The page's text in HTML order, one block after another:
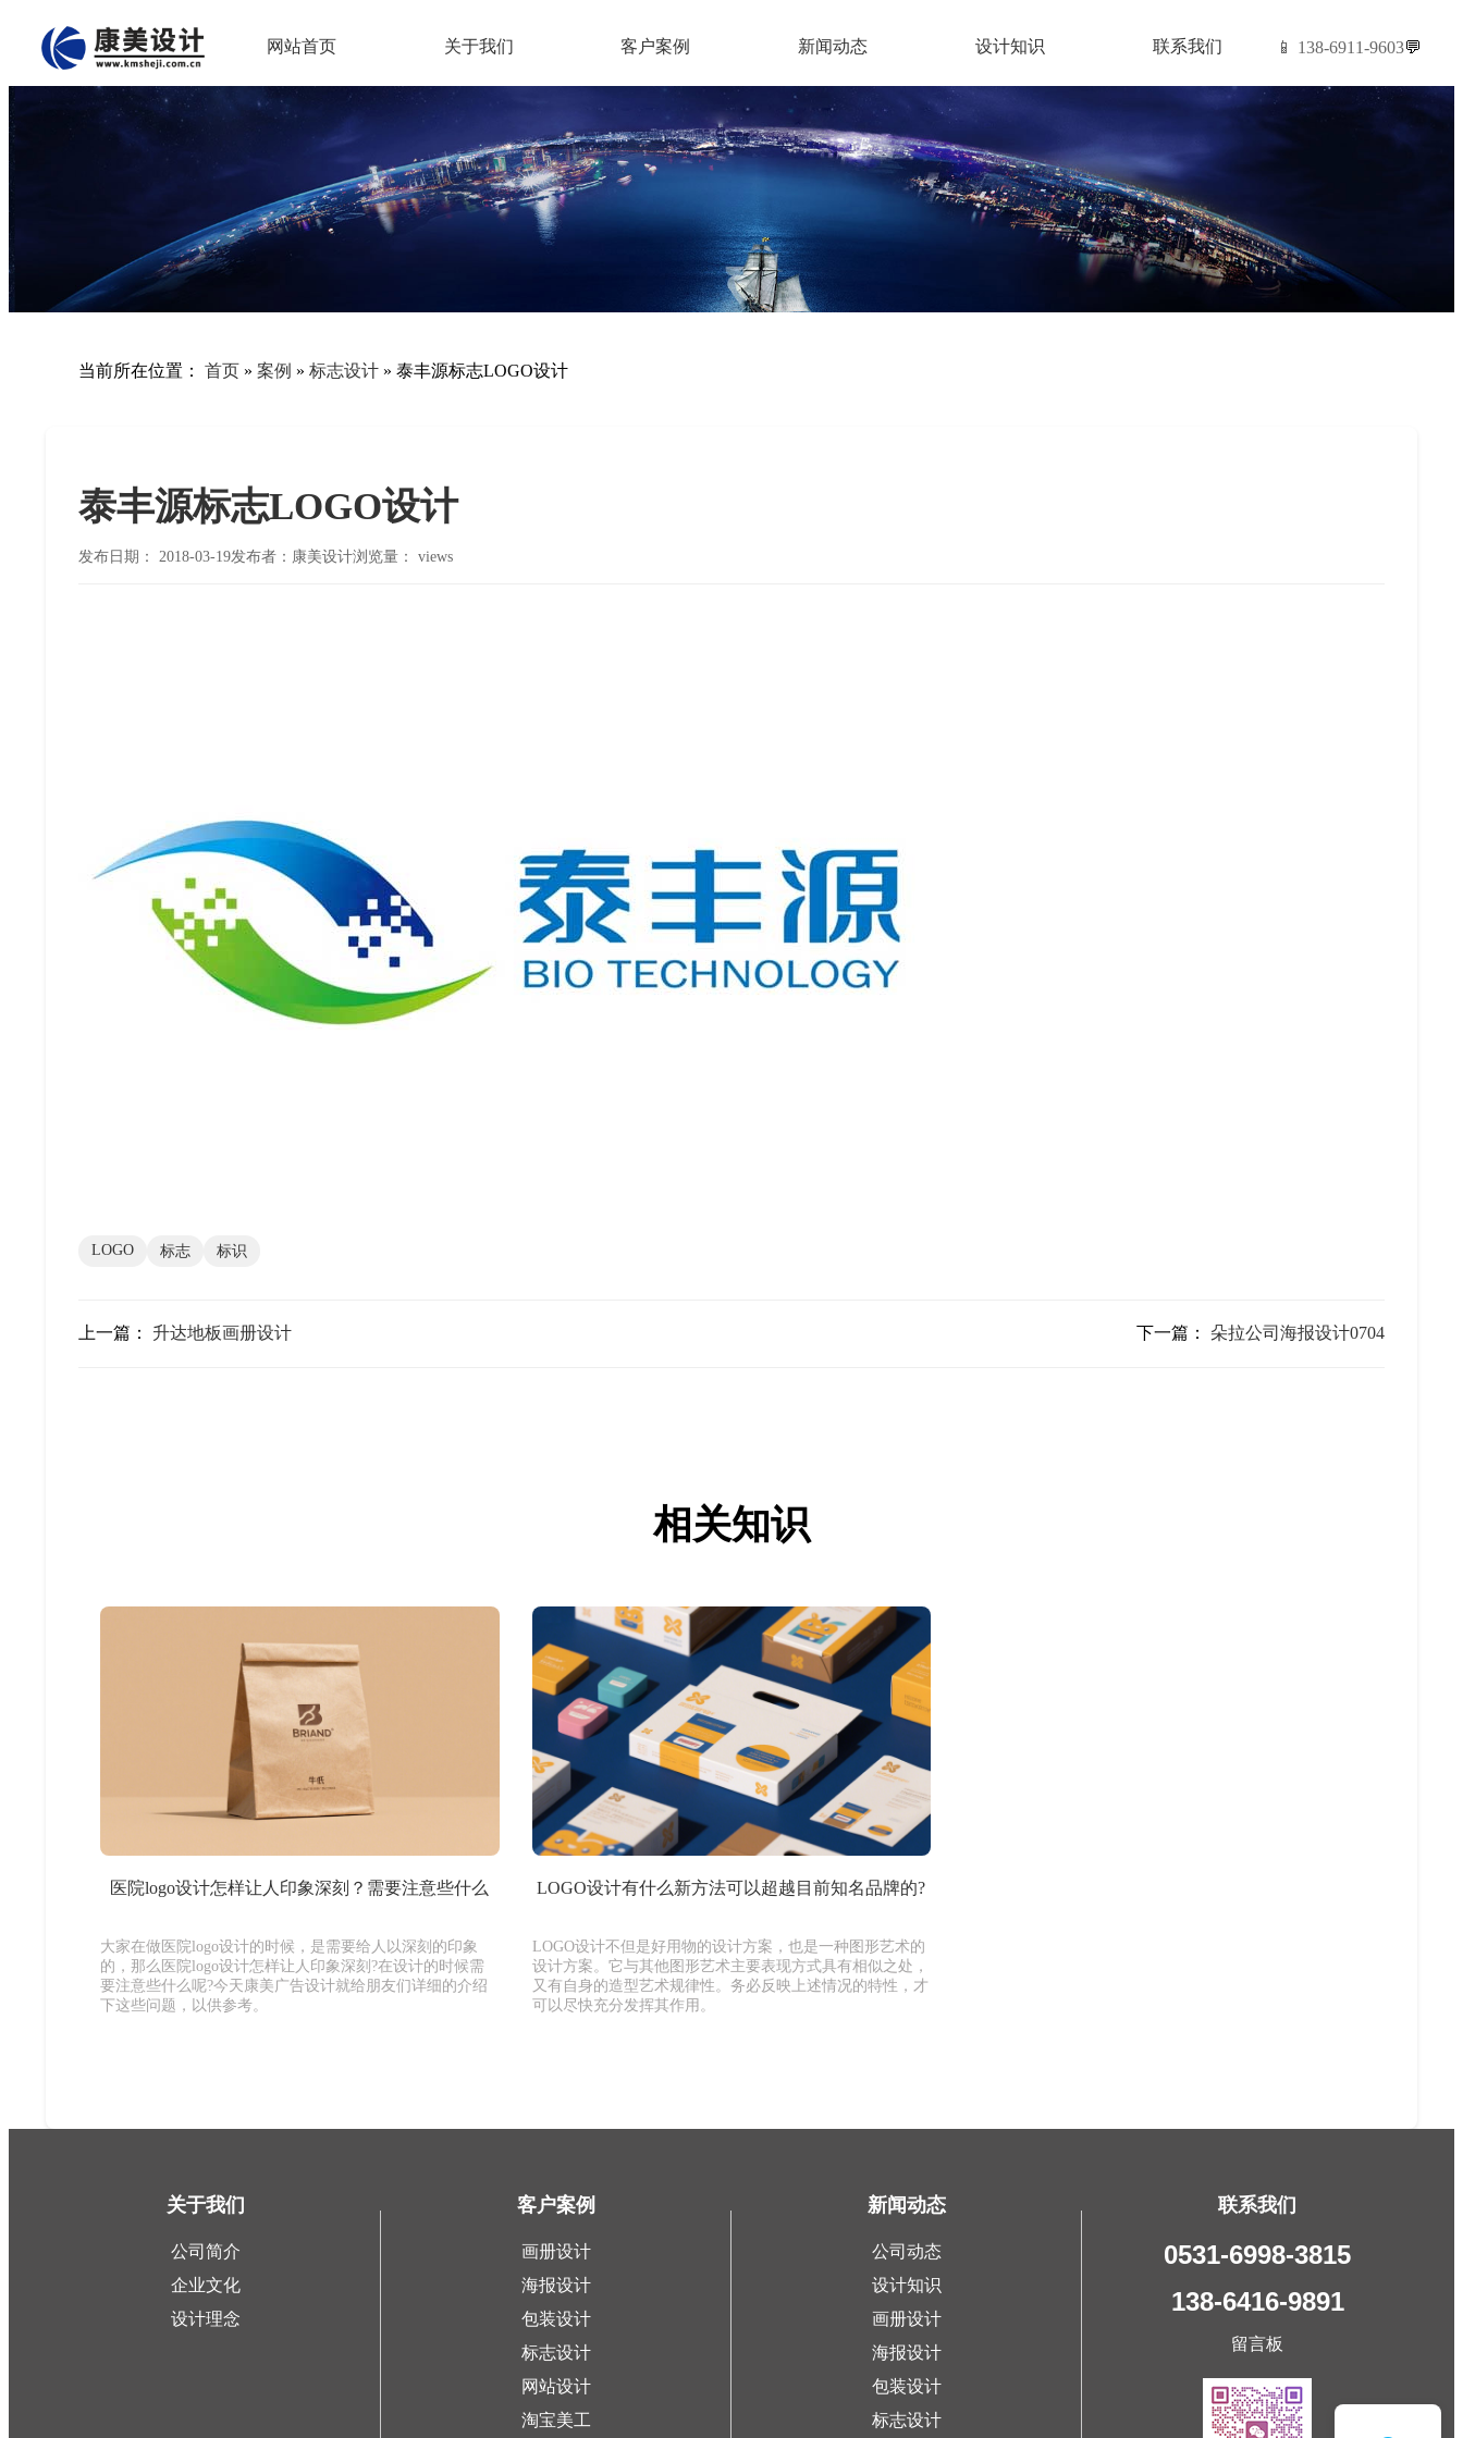
网站首页 关于我们 客户案例 新闻动态 设计知识 联系我们 📱 138-6911-9603💬
当前所在位置： 首页 » 案例 » 标志设计 » 泰丰源标志LOGO设计
泰丰源标志LOGO设计
发布日期： 2018-03-19发布者：康美设计浏览量： views
LOGO 标志 标识
上一篇： 升达地板画册设计 下一篇： 朵拉公司海报设计0704
相关知识
医院logo设计怎样让人印象深刻？需要注意些什么
大家在做医院logo设计的时候，是需要给人以深刻的印象
的，那么医院logo设计怎样让人印象深刻?在设计的时候需
要注意些什么呢?今天康美广告设计就给朋友们详细的介绍
下这些问题，以供参考。
LOGO设计有什么新方法可以超越目前知名品牌的?
LOGO设计不但是好用物的设计方案，也是一种图形艺术的
设计方案。它与其他图形艺术主要表现方式具有相似之处，
又有自身的造型艺术规律性。务必反映上述情况的特性，才
可以尽快充分发挥其作用。
关于我们
公司简介
企业文化
设计理念
客户案例
画册设计
海报设计
包装设计
标志设计
网站设计
淘宝美工
新闻动态
公司动态
设计知识
画册设计
海报设计
包装设计
标志设计
联系我们
0531-6998-3815
138-6416-9891
留言板